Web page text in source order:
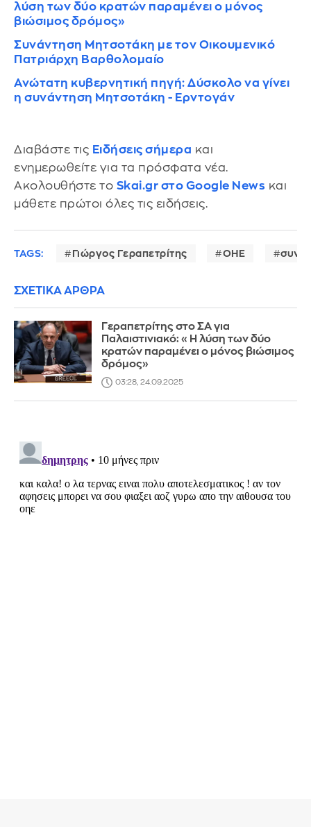
λύση των δύο κρατών παραμένει ο μόνος
βιώσιμος δρόμος»
Συνάντηση Μητσοτάκη με τον Οικουμενικό
Πατριάρχη Βαρθολομαίο
Ανώτατη κυβερνητική πηγή: Δύσκολο να γίνει
η συνάντηση Μητσοτάκη - Ερντογάν
Διαβάστε τις Ειδήσεις σήμερα και
ενημερωθείτε για τα πρόσφατα νέα.
Ακολουθήστε το Skai.gr στο Google News και
μάθετε πρώτοι όλες τις ειδήσεις.
TAGS: Γιώργος Γεραπετρίτης ΟΗΕ
ΣΧΕΤΙΚΑ ΑΡΘΡΑ
Γεραπετρίτης στο ΣΑ για
Παλαιστινιακό: «Η λύση των δύο
κρατών παραμένει ο μόνος βιώσιμος
δρόμος»
03:28, 24.09.2025